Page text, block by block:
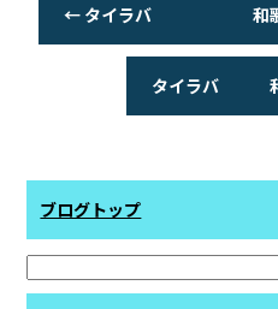
← タイラバ 和
タイラバ
ブログトップ